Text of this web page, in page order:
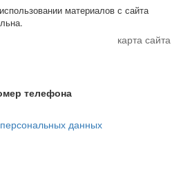
материалов с сайта
карта сайта
телефона
данных